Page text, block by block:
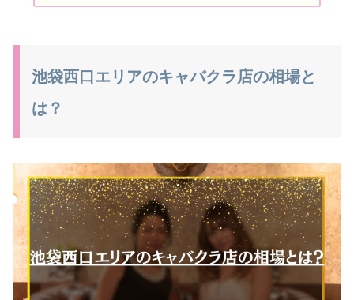
池袋西口エリアのキャバクラ店の相場と
は？